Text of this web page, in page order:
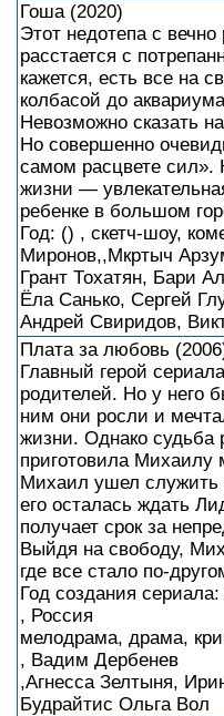
Гоша (2020)
Этот недотепа с
расстается с
кажется, есть все на
колбасой до
Невозможно сказать
Но совершенно
самом расцвете
жизни —
ребенке в большом
Год: () , скетч-шоу,
Миронов,,Мкртыч
Грант Тохатян, Бари
Ёла Санько, Сергей
Андрей Свиридов,
Плата за любовь
Главный герой
родителей. Но у него
ним они росли и
жизни. Однако судьба
приготовила Михаилу
Михаил ушел служить
его осталась ждать
получает срок за
Выйдя на свободу,
где все стало по-
Год создания сериала:
, Россия
мелодрама, драма,
, Вадим Дербенев
,Агнесса Зелтыня,
Будрайтис Ольга Вол